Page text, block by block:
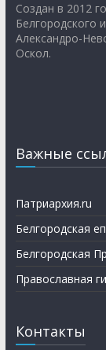
Создан в 2012
Белгородского
Александро-
Оскол.
Важные
Патриархия.ru
Белгородская
Белгородская
Православная
Контакты